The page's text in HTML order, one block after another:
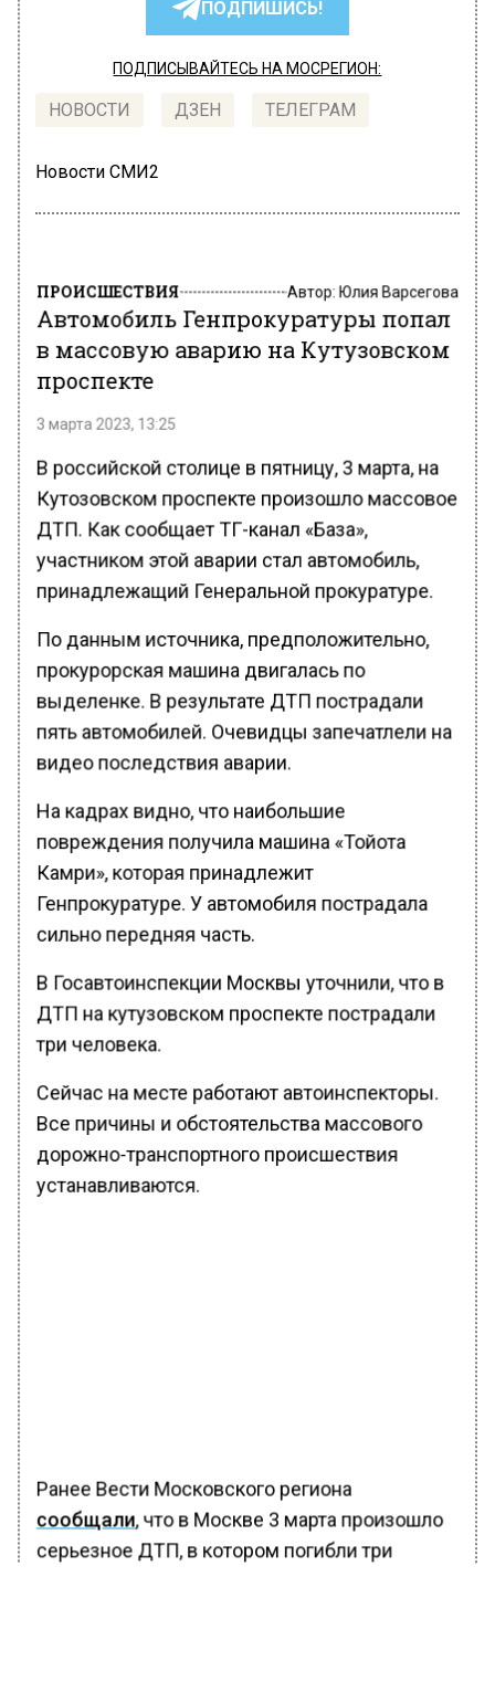
ПОДПИШИСЬ!
ПОДПИСЫВАЙТЕСЬ НА МОСРЕГИОН:
НОВОСТИ ДЗЕН ТЕЛЕГРАМ
Новости СМИ2
ПРОИСШЕСТВИЯ Автор: Юлия Варсегова
Автомобиль Генпрокуратуры попал
в массовую аварию на Кутузовском
проспекте
3 марта 2023, 13:25
В российской столице в пятницу, 3 марта, на
Кутозовском проспекте произошло массовое
ДТП. Как сообщает ТГ-канал «База»,
участником этой аварии стал автомобиль,
принадлежащий Генеральной прокуратуре.
По данным источника, предположительно,
прокурорская машина двигалась по
выделенке. В результате ДТП пострадали
пять автомобилей. Очевидцы запечатлели на
видео последствия аварии.
На кадрах видно, что наибольшие
повреждения получила машина «Тойота
Камри», которая принадлежит
Генпрокуратуре. У автомобиля пострадала
сильно передняя часть.
В Госавтоинспекции Москвы уточнили, что в
ДТП на кутузовском проспекте пострадали
три человека.
Сейчас на месте работают автоинспекторы.
Все причины и обстоятельства массового
дорожно-транспортного происшествия
устанавливаются.
Ранее Вести Московского региона
сообщали, что в Москве 3 марта произошло
серьезное ДТП, в котором погибли три